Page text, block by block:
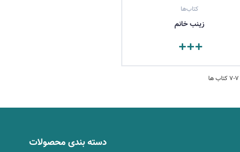
کتاب‌ها
زينب خانم
مشاهده کتاب
دسته بندی محصولات